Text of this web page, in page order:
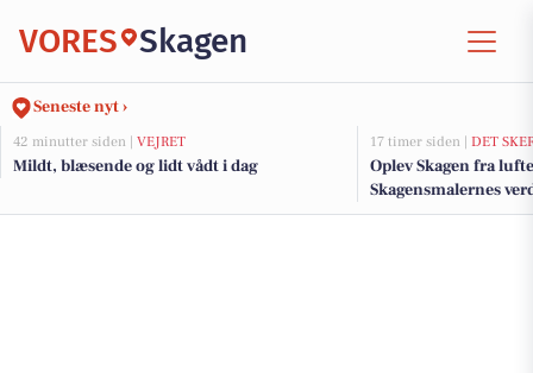
VORES Skagen
Seneste nyt ›
42 minutter siden | VEJRET
Mildt, blæsende og lidt vådt i dag
17 timer siden | DET
Oplev Skagen fra
Skagensmalernes
begivenheder i